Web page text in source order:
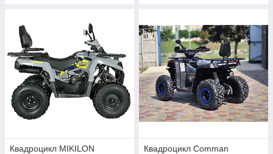
Квадроцикл MIKILON
Квадроцикл Comman